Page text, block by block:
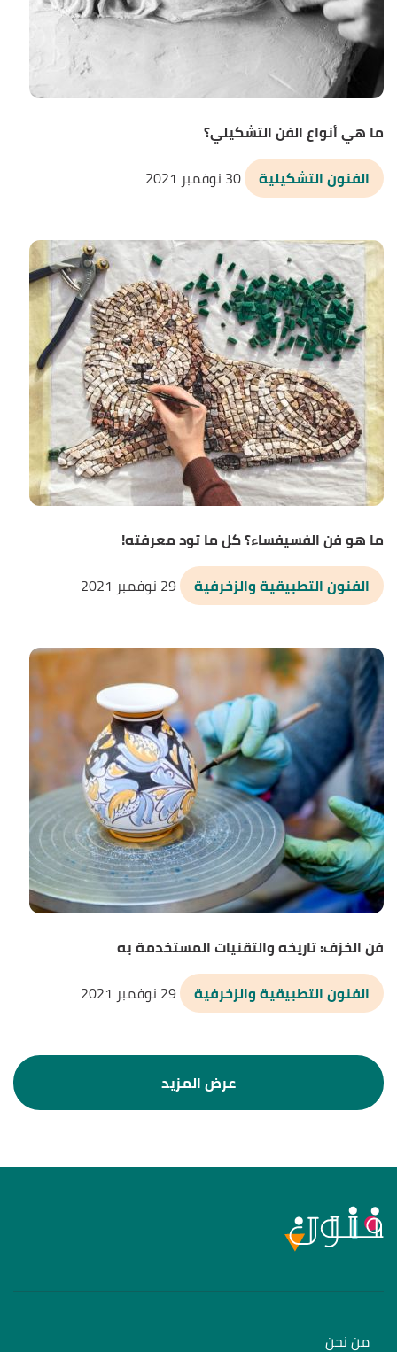
ما هي أنواع الفن التشكيلي؟
الفنون التشكيلية
30 نوفمبر 2021
ما هو فن الفسيفساء؟ كل ما تود معرفته!
الفنون التطبيقية والزخرفية
29 نوفمبر 2021
فن الخزف: تاريخه والتقنيات المستخدمة به
الفنون التطبيقية والزخرفية
29 نوفمبر 2021
من نحن